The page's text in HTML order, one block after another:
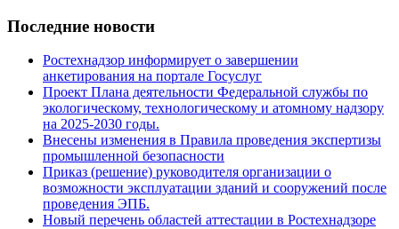
Последние новости
Ростехнадзор информирует о завершении
анкетирования на портале Госуслуг
Проект Плана деятельности Федеральной службы по
экологическому, технологическому и атомному надзору
на 2025-2030 годы.
Внесены изменения в Правила проведения экспертизы
промышленной безопасности
Приказ (решение) руководителя организации о
возможности эксплуатации зданий и сооружений после
проведения ЭПБ.
Новый перечень областей аттестации в Ростехнадзоре